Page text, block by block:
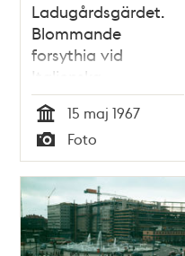
Ladugårdsgärdet.
Blommande
forsythia vid
Italienska
Kulturinstitutet
Tid
15 maj 1967
Typ
Foto